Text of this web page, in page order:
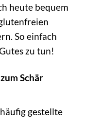
heute bequem
So einfach
zu tun!
Schär
gestellte